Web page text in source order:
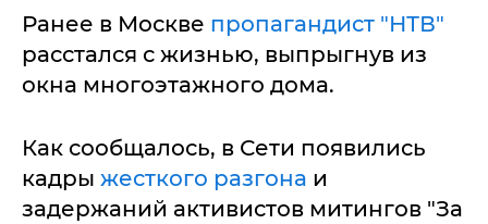
Ранее в Москве пропагандист "НТВ"
расстался с жизнью, выпрыгнув из
окна многоэтажного дома.
Как сообщалось, в Сети появились
кадры жесткого разгона и
задержаний активистов митингов "За